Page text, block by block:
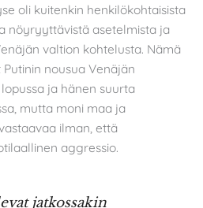
oli kuitenkin henkilökohtaisista
nöyryyttävistä asetelmista ja
valtion kohtelusta. Nämä
nousua Venäjän
ja hänen suurta
mutta moni maa ja
ilman, että
aggressio.
jatkossakin